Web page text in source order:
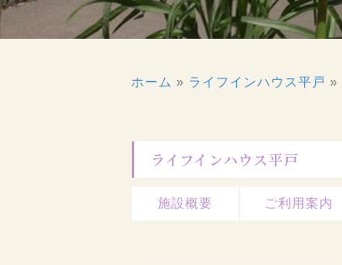
ホーム » ライフインハウス平戸 »
ライフインハウス平戸
施設概要 ご利用案内